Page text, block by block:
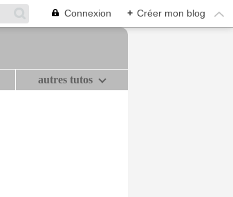
Connexion + Créer mon blog
autres tutos